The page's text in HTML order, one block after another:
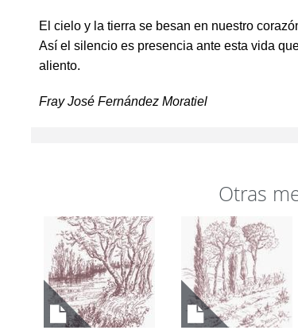
El cielo y la tierra se besan en nuestro
Así el silencio es presencia ante esta vida
aliento.
Fray José Fernández Moratiel
Otras